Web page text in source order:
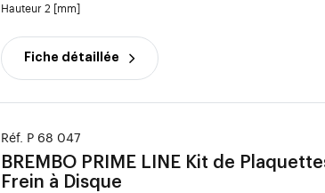
Hauteur 2 [mm]
Fiche détaillée
Réf. P 68 047
BREMBO PRIME LINE Kit de
Frein à Disque